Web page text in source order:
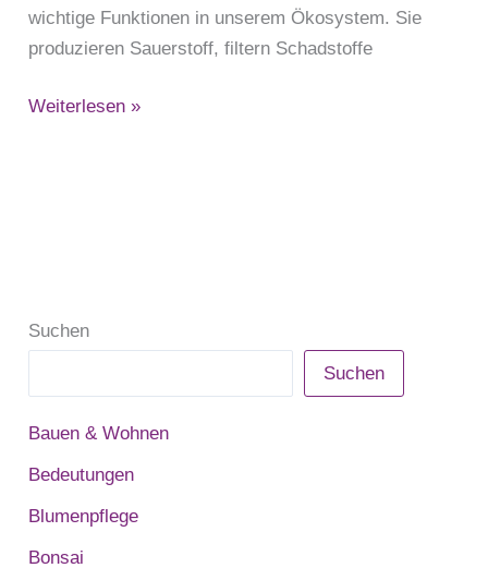
wichtige Funktionen in unserem Ökosystem. Sie
produzieren Sauerstoff, filtern Schadstoffe
Weiterlesen »
Suchen
Suchen
Bauen & Wohnen
Bedeutungen
Blumenpflege
Bonsai